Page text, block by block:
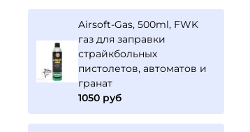
Airsoft-Gas, 500ml, FWK
газ для заправки
страйкбольных
пистолетов, автоматов и
гранат
1050 руб